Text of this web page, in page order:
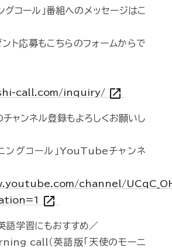
グコール」番組へのメッセージはこ
ト応募もこちらのフォームからで
call.com/inquiry/ open_in_new
ャンネル登録もよろしくお願いし
ニングコール」YouTubeチャンネ
channel/
open_in_new
語学習にもおすすめ／
call（英語版「天使のモーニ